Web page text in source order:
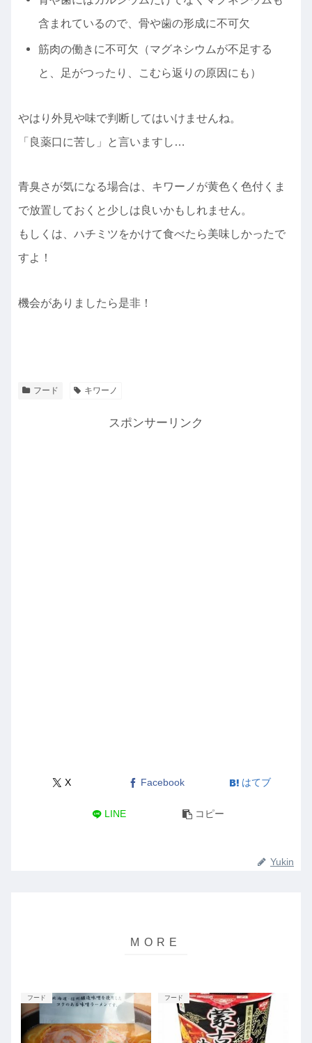
含まれているので、骨や歯の形成に不可欠
筋肉の働きに不可欠（マグネシウムが不足する
と、足がつったり、こむら返りの原因にも）
やはり外見や味で判断してはいけませんね。
「良薬口に苦し」と言いますし…
青臭さが気になる場合は、キワーノが黄色く色付くま
で放置しておくと少しは良いかもしれません。
もしくは、ハチミツをかけて食べたら美味しかったで
すよ！
機会がありましたら是非！
フード キワーノ
スポンサーリンク
X Facebook はてブ
LINE コピー
Yukin
フード フード